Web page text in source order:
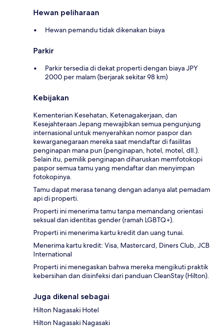
Hewan peliharaan
Hewan pemandu tidak dikenakan biaya
Parkir
Parkir tersedia di dekat properti dengan biaya JPY
2000 per malam (berjarak sekitar 98 km)
Kebijakan
Kementerian Kesehatan, Ketenagakerjaan, dan
Kesejahteraan Jepang mewajibkan semua pengunjung
internasional untuk menyerahkan nomor paspor dan
kewarganegaraan mereka saat mendaftar di fasilitas
penginapan mana pun (penginapan, hotel, motel, dll.).
Selain itu, pemilik penginapan diharuskan memfotokopi
paspor semua tamu yang mendaftar dan menyimpan
fotokopinya.
Tamu dapat merasa tenang dengan adanya alat pemadam
api di properti.
Properti ini menerima tamu tanpa memandang orientasi
seksual dan identitas gender (ramah LGBTQ+).
Properti ini menerima kartu kredit dan uang tunai.
Menerima kartu kredit: Visa, Mastercard, Diners Club, JCB
International
Properti ini menegaskan bahwa mereka mengikuti praktik
kebersihan dan disinfeksi dari panduan CleanStay (Hilton).
Juga dikenal sebagai
Hilton Nagasaki Hotel
Hilton Nagasaki Nagasaki